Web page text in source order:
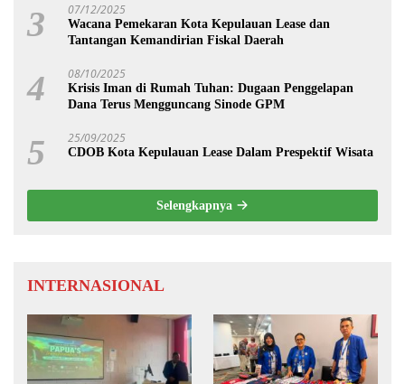
3 07/12/2025
Wacana Pemekaran Kota Kepulauan Lease dan
Tantangan Kemandirian Fiskal Daerah
4 08/10/2025
Krisis Iman di Rumah Tuhan: Dugaan Penggelapan
Dana Terus Mengguncang Sinode GPM
5 25/09/2025
CDOB Kota Kepulauan Lease Dalam Prespektif Wisata
Selengkapnya
INTERNASIONAL